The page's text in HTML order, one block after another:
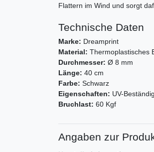
Flattern im Wind und sorgt
Technische Daten
Marke: Dreamprint
Material: Thermoplastisches
Durchmesser: Ø 8 mm
Länge: 40 cm
Farbe: Schwarz
Eigenschaften: UV-
Bruchlast: 60 Kgf
Angaben zur